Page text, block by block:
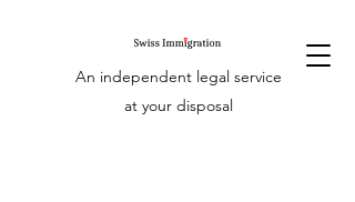
An independent legal service
at your disposal